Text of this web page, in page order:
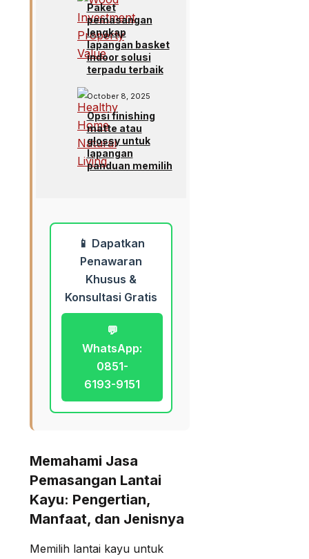
Paket
pemasangan
lengkap
lapangan basket
indoor solusi
terpadu terbaik
October 8, 2025
Opsi finishing
matte atau
glossy untuk
lapangan
panduan memilih
📱 Dapatkan
Penawaran
Khusus &
Konsultasi Gratis
💬
WhatsApp:
0851-
6193-9151
Memahami Jasa
Pemasangan Lantai
Kayu: Pengertian,
Manfaat, dan Jenisnya
Memilih lantai kayu untuk